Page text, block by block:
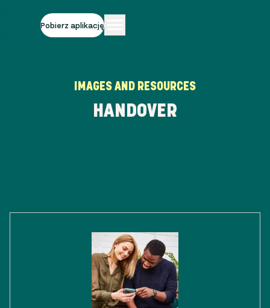
Pobierz aplikację
IMAGES AND RESOURCES
HANDOVER